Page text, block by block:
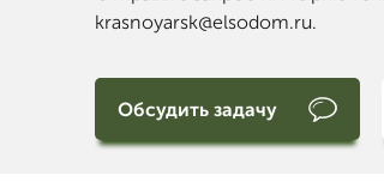
krasnoyarsk@elsodom.ru.
Обсудить задачу